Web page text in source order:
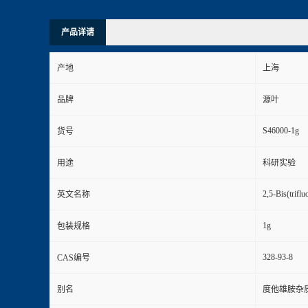
产品详请
产地 上海
品牌 源叶
货号 S46000-1g
用途 科研实验
英文名称 2,5-
包装规格 1g
CAS编号 328-93-8
别名 度他雄胺杂